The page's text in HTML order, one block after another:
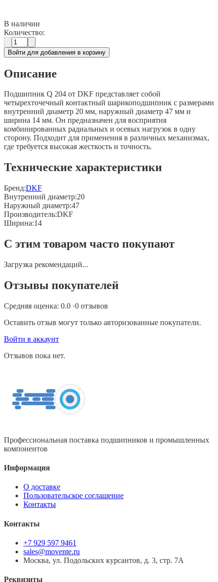
В наличии
Количество:
Войти для добавления в корзину
Описание
Подшипник Q 204 от DKF представляет собой
четырехточечный контактный шарикоподшипник с размерами
внутренний диаметр 20 мм, наружный диаметр 47 мм и
ширина 14 мм. Он предназначен для восприятия
комбинированных радиальных и осевых нагрузок в одну
сторону. Подходит для применения в различных механизмах,
где требуется высокая жесткость и точность.
Технические характеристики
Бренд:DKF
Внутренний диаметр:20
Наружный диаметр:47
Производитель:DKF
Ширина:14
С этим товаром часто покупают
Загрузка рекомендаций...
Отзывы покупателей
Средняя оценка: 0.0 ·0 отзывов
Оставить отзыв могут только авторизованные покупатели.
Войти в аккаунт
Отзывов пока нет.
Профессиональная поставка подшипников и промышленных
компонентов
Информация
О доставке
Пользовательское соглашение
Контакты
Контакты
+7 929 597 9461
sales@movente.ru
Москва, ул. Подольских курсантов, д. 3, стр. 7А
Реквизиты